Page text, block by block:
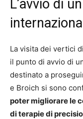
L’avvio di
La visita dei vertici
il punto di avvio di
destinato a
e Broich si sono
poter migliorare le
di terapie di